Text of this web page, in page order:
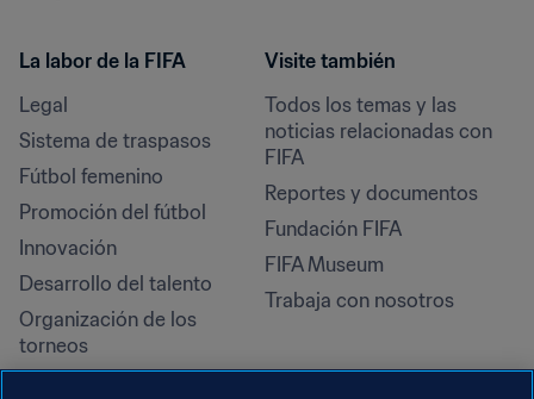
La labor de la FIFA
Legal
Sistema de traspasos
Fútbol femenino
Promoción del fútbol
Innovación
Desarrollo del talento
Organización de los
torneos
Visite también
Todos los temas y las
noticias relacionadas con
FIFA
Reportes y documentos
Fundación FIFA
FIFA Museum
Trabaja con nosotros